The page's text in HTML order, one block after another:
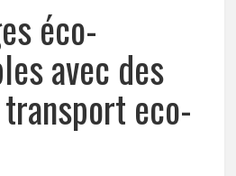
éco-
avec des
eco-